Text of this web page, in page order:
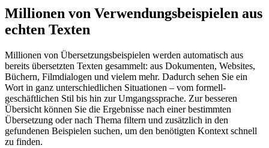
Millionen von Verwendungsbeispielen aus
echten Texten
Millionen von Übersetzungsbeispielen werden automatisch aus
bereits übersetzten Texten gesammelt: aus Dokumenten, Websites,
Büchern, Filmdialogen und vielem mehr. Dadurch sehen Sie ein
Wort in ganz unterschiedlichen Situationen – vom formell-
geschäftlichen Stil bis hin zur Umgangssprache. Zur besseren
Übersicht können Sie die Ergebnisse nach einer bestimmten
Übersetzung oder nach Thema filtern und zusätzlich in den
gefundenen Beispielen suchen, um den benötigten Kontext schnell
zu finden.